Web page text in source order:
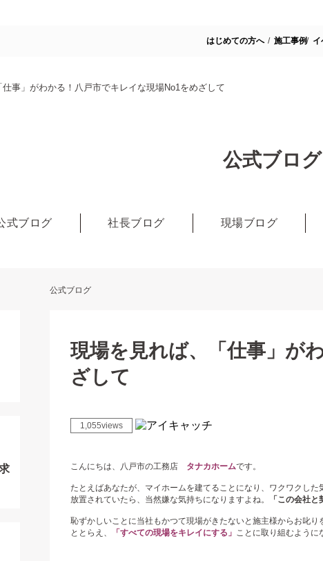
はじめての方へ 施工事例 イ
事」がわかる！八戸市でキレイな現場No1をめざして
公式ブログ
式ブログ 社長ブログ 現場ブログ
公式ブログ
現場を見れば、「仕事」が
ざして
1,055views
こんにちは、八戸市の工務店 タナカホームです。
たとえばあなたが、マイホームを建てることになり、ワクワクし
放置されていたら、当然嫌な気持ちになりますよね。
「この会社
恥ずかしいことに当社もかつて現場がきたないと施主様からお叱
ととらえ、
「すべての現場をキレイにする」 ことに取り組むように